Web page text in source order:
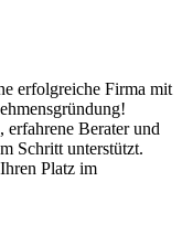
erfolgreiche Firma mit
erfahrene Berater und
Schritt unterstützt.
Platz im